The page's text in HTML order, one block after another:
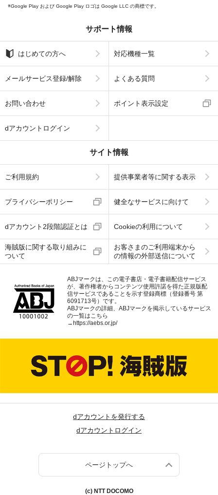
Google Play および Google Play ロゴは Google LLC の商標です。
サポート情報
はじめての方へ 対応機種一覧
メールサービス登録/解除 よくある質問
お問い合わせ ポイント表示設定
dアカウントログイン
サイト情報
ご利用規約 提供事業者等に関する表示
プライバシーポリシー 健全なサービスに向けて
dアカウント2段階認証とは Cookieの利用について
海賊版に関する取り組みに
ついて
お客さまのご利用端末から
の情報の外部送信について
ABJマークは、この電子書店・電子書籍配信サービス
が、著作権者からコンテンツ使用許諾を得た正規版配
信サービスであることを示す登録商標（登録番号 第
6091713号）です。
ABJマークの詳細、ABJマークを掲示しているサービス
の一覧はこちら
→ https://aebs.or.jp/
dアカウントを発行する
dアカウントログイン
ページトップへ
(c) NTT DOCOMO